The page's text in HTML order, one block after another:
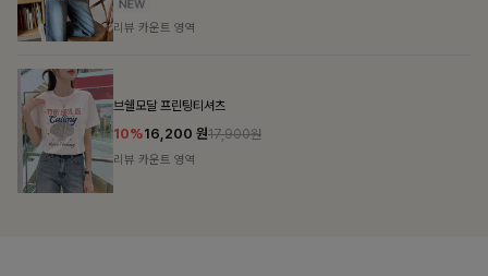
리뷰 카운트 영역